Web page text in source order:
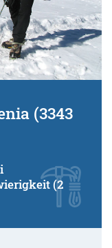
(3343
(2